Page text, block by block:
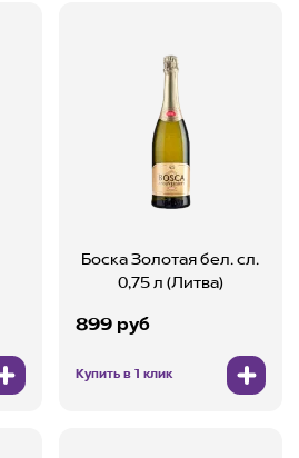
Боска Золотая бел. сл.
0,75 л (Литва)
899 руб
Купить в 1 клик